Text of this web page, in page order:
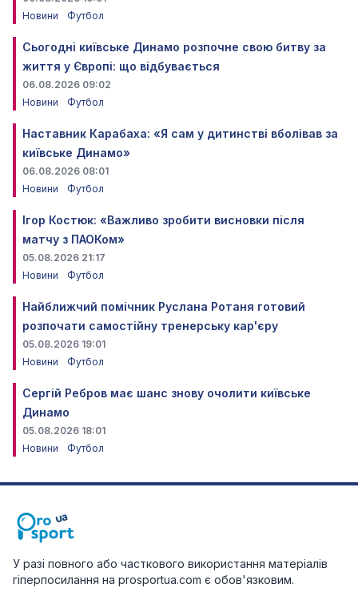
Новини
Футбол
Сьогодні київське Динамо розпочне свою битву за
життя у Європі: що відбувається
06.08.2026 09:02
Новини
Футбол
Наставник Карабаха: «Я сам у дитинстві вболівав за
київське Динамо»
06.08.2026 08:01
Новини
Футбол
Ігор Костюк: «Важливо зробити висновки після
матчу з ПАОКом»
05.08.2026 21:17
Новини
Футбол
Найближчий помічник Руслана Ротаня готовий
розпочати самостійну тренерську кар'єру
05.08.2026 19:01
Новини
Футбол
Сергій Ребров має шанс знову очолити київське
Динамо
05.08.2026 18:01
Новини
Футбол
У разі повного або часткового використання матеріалів
гіперпосилання на prosportua.com є обов'язковим.